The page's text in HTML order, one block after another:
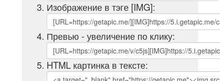
Изображение в тэге [IMG]:
Превью - увеличение по клику:
HTML картинка в тексте: